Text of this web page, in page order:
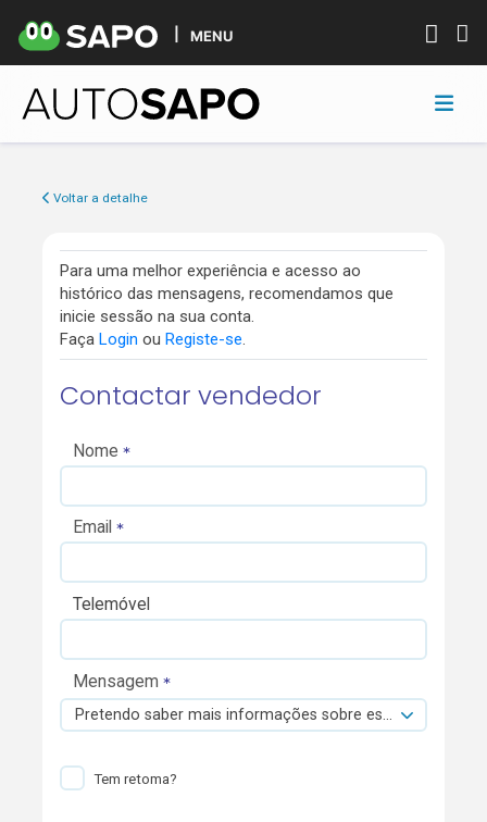
MENU
Voltar a detalhe
Para uma melhor experiência e acesso ao
histórico das mensagens, recomendamos que
inicie sessão na sua conta.
Faça Login ou Registe-se.
Contactar vendedor
Nome
Email
Telemóvel
Mensagem
Pretendo saber mais informações sobre esta viatura.
Tem retoma?